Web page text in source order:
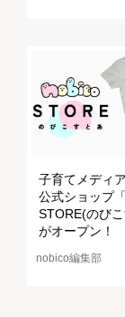
子育てメディ
公式ショップ
STORE(のびこ
がオープン！
nobico編集部